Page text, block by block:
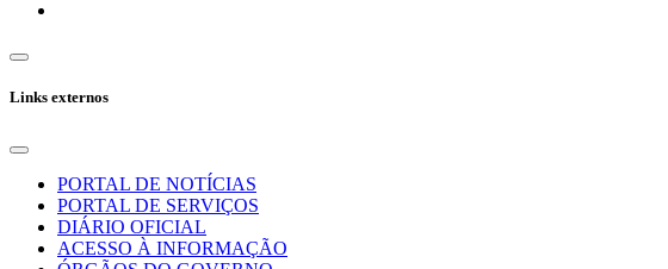
Links externos
PORTAL DE NOTÍCIAS
PORTAL DE SERVIÇOS
DIÁRIO OFICIAL
ACESSO À INFORMAÇÃO